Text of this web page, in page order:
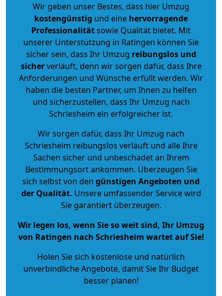
Wir geben unser Bestes, dass hier Umzug
kostengünstig und eine hervorragende
Professionalitätsowie Qualität bietet. Mit
unserer Unterstützung in Ratingen können Sie
sicher sein, dass Ihr Umzug reibungslos und
sicherverläuft, denn wir sorgen dafür, dass Ihre
Anforderungen und Wünsche erfüllt werden. Wir
haben die besten Partner, um Ihnen zu helfen
und sicherzustellen, dass Ihr Umzug nach
Schriesheim ein erfolgreicher ist.
Wir sorgen dafür, dass Ihr Umzug nach
Schriesheim reibungslos verläuft und alle Ihre
Sachen sicher und unbeschadet an Ihrem
Bestimmungsort ankommen. Überzeugen Sie
sich selbst von den günstigen Angeboten und
der Qualität. Unsere umfassender Service wird
Sie garantiert überzeugen.
Wir legen los, wenn Sie so weit sind, Ihr Umzug
von Ratingen nach Schriesheim wartet auf Sie!
Holen Sie sich kostenlose und natürlich
unverbindliche Angebote, damit Sie Ihr Budget
besser planen!